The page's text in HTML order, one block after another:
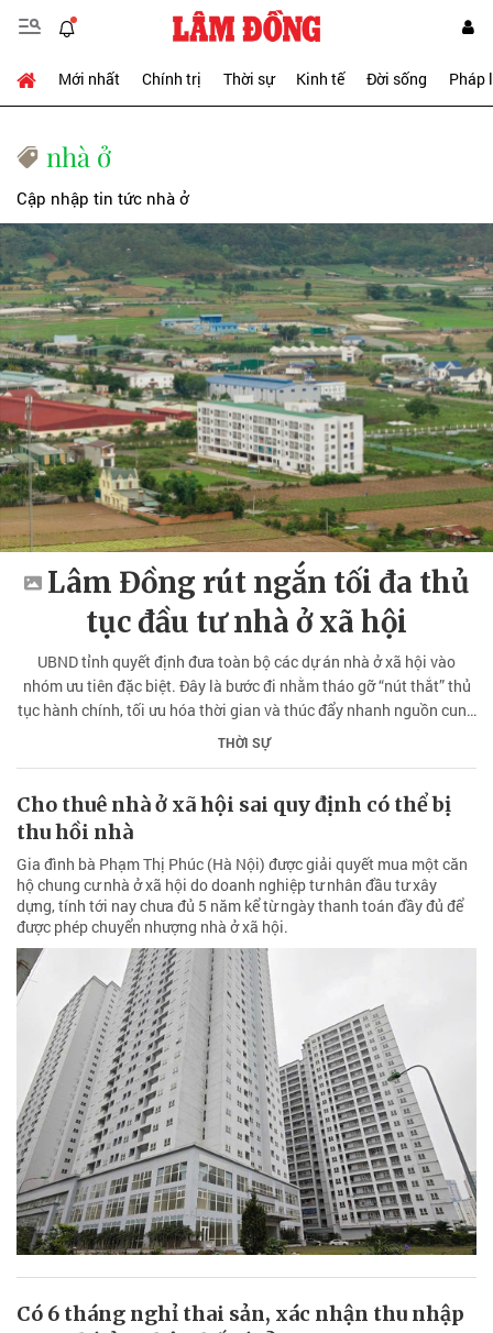
Mới nhất Chính trị Thời sự Kinh tế Đời sống Pháp
nhà ở
Cập nhập tin tức nhà ở
Lâm Đồng rút ngắn tối đa thủ
tục đầu tư nhà ở xã hội
UBND tỉnh quyết định đưa toàn bộ các dự án nhà ở xã hội vào
nhóm ưu tiên đặc biệt. Đây là bước đi nhằm tháo gỡ “nút thắt” thủ
tục hành chính, tối ưu hóa thời gian và thúc đẩy nhanh nguồn cung
nhà ở xã hội cho người dân.
THỜI SỰ
Cho thuê nhà ở xã hội sai quy định có thể bị
thu hồi nhà
Gia đình bà Phạm Thị Phúc (Hà Nội) được giải quyết mua một căn
hộ chung cư nhà ở xã hội do doanh nghiệp tư nhân đầu tư xây
dựng, tính tới nay chưa đủ 5 năm kể từ ngày thanh toán đầy đủ để
được phép chuyển nhượng nhà ở xã hội.
Có 6 tháng nghỉ thai sản, xác nhận thu nhập